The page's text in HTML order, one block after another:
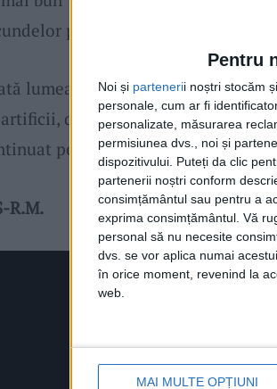
Pentru
Noi și partenerii noștri stocăm
personale, cum ar fi
personalizate, măsurarea
permisiunea dvs., noi și
dispozitivului. Puteți da clic
partenerii noștri conform
consimțământul sau pentru a
exprima consimțământul. Vă
personal să nu necesite
dvs. se vor aplica numai
în orice moment, revenind la
web.
MAI MULTE OPȚIUNI
până la intrarea în Noul An.
lumea a privit apoi cerul
după care s-a îndreptat
petrecerea de Revelion.
R.M.